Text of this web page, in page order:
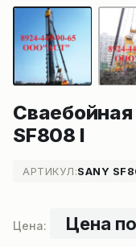
Сваебойная
SF808 I
АРТИКУЛ:SANY
Цена